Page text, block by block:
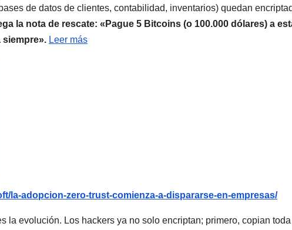
de datos de clientes, contabilidad, inventarios) quedan
la nota de rescate: «Pague 5 Bitcoins (o 100.000 dólares) a
siempre». Leer más
la-adopcion-zero-trust-comienza-a-dispararse-en-empresas/
la evolución. Los hackers ya no solo encriptan; primero, copian